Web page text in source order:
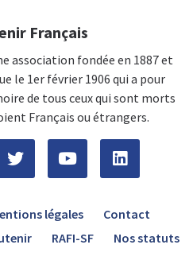
Français
association fondée en 1887 et
le 1er février 1906 qui a pour
de tous ceux qui sont morts
Français ou étrangers.
légales
Contact
RAFI-SF Nos statuts